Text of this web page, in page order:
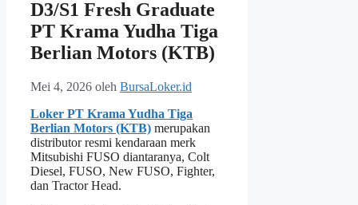
D3/S1 Fresh Graduate
PT Krama Yudha Tiga
Berlian Motors (KTB)
Mei 4, 2026 oleh BursaLoker.id
Loker PT Krama Yudha Tiga
Berlian Motors (KTB) merupakan
distributor resmi kendaraan merk
Mitsubishi FUSO diantaranya, Colt
Diesel, FUSO, New FUSO, Fighter,
dan Tractor Head.